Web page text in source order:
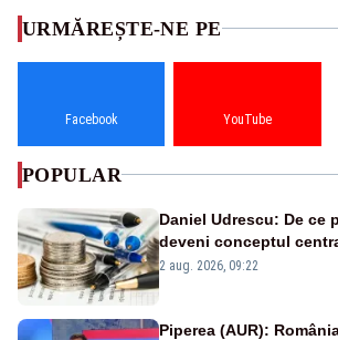
URMĂREȘTE-NE PE
Facebook YouTube
POPULAR
Daniel Udrescu: De ce
deveni conceptul
viitoare?
2 aug. 2026, 09:22
Piperea (AUR):